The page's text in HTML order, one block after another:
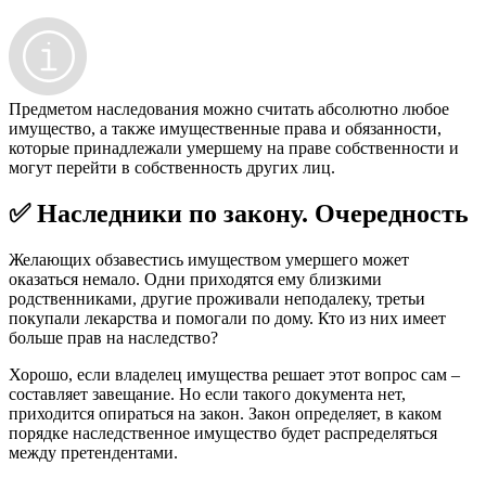
Предметом наследования можно считать абсолютно любое
имущество, а также имущественные права и обязанности,
которые принадлежали умершему на праве собственности и
могут перейти в собственность других лиц.
✅ Наследники по закону. Очередность
Желающих обзавестись имуществом умершего может
оказаться немало. Одни приходятся ему близкими
родственниками, другие проживали неподалеку, третьи
покупали лекарства и помогали по дому. Кто из них имеет
больше прав на наследство?
Хорошо, если владелец имущества решает этот вопрос сам –
составляет завещание. Но если такого документа нет,
приходится опираться на закон. Закон определяет, в каком
порядке наследственное имущество будет распределяться
между претендентами.